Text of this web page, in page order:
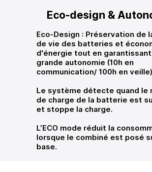
Eco-design &
Eco-Design : Préservation de
de vie des batteries et
d'énergie tout en garantissant
grande autonomie (10h en
communication/ 100h en
Le système détecte quand le
de charge de la batterie est
et stoppe la charge.
L’ECO mode réduit la
lorsque le combiné est posé
base.